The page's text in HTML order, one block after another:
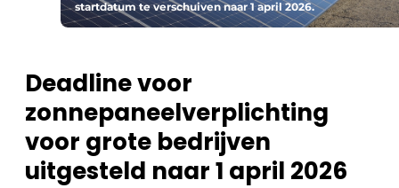
Podcasts
Vacature aanmelden
Vacatures
Video’s
Sanitair
Binnenklimaat
startdatum te verschuiven naar 1 april 2026.
Deadline voor
zonnepaneelverplichting
voor grote bedrijven
uitgesteld naar 1 april 2026